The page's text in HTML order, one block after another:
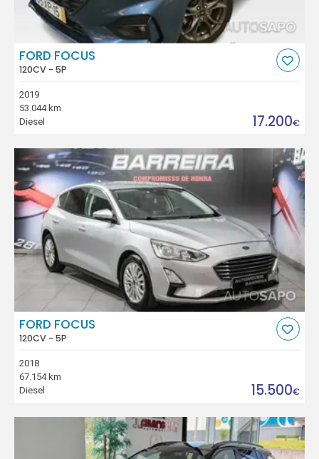
FORD FOCUS
120CV - 5P
2019
53.044 km
Diesel
17.200€
FORD FOCUS
120CV - 5P
2018
67.154 km
Diesel
15.500€